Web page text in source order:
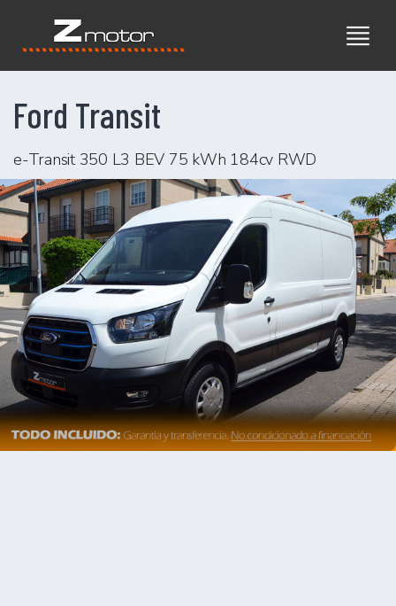
Ford Transit
e-Transit 350 L3 BEV 75 kWh 184cv RWD